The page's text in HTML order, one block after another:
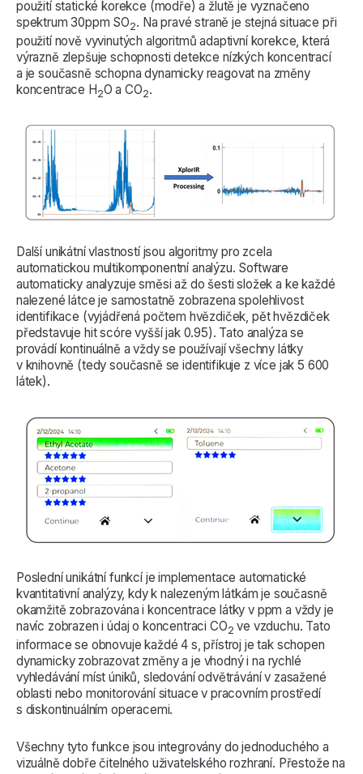
použití statické korekce (modře) a žlutě je vyznačeno
spektrum 30ppm SO2. Na pravé straně je stejná situace při
použití nově vyvinutých algoritmů adaptivní korekce, která
výrazně zlepšuje schopnosti detekce nízkých koncentrací
a je současně schopna dynamicky reagovat na změny
koncentrace H 2O a CO2.
Další unikátní vlastností jsou algoritmy pro zcela
automatickou multikomponentní analýzu. Software
automaticky analyzuje směsi až do šesti složek a ke každé
nalezené látce je samostatně zobrazena spolehlivost
identifikace (vyjádřená počtem hvězdiček, pět hvězdiček
představuje hit scóre vyšší jak 0.95). Tato analýza se
provádí kontinuálně a vždy se používají všechny látky
v knihovně (tedy současně se identifikuje z více jak 5 600
látek).
Poslední unikátní funkcí je implementace automatické
kvantitativní analýzy, kdy k nalezeným látkám je současně
okamžitě zobrazována i koncentrace látky v ppm a vždy je
navíc zobrazen i údaj o koncentraci CO2 ve vzduchu. Tato
informace se obnovuje každé 4 s, přístroj je tak schopen
dynamicky zobrazovat změny a je vhodný i na rychlé
vyhledávání míst úniků, sledování odvětrávání v zasažené
oblasti nebo monitorování situace v pracovním prostředí
s diskontinuálním operacemi.
Všechny tyto funkce jsou integrovány do jednoduchého a
vizuálně dobře čitelného uživatelského rozhraní. Přestože na